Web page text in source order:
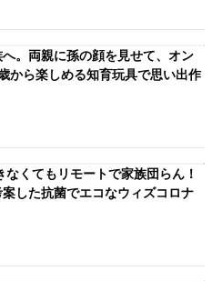
。両親に孫の顔を見せて、オン
から楽しめる知育玩具で思い出作
なくてもリモートで家族団らん！
した抗菌でエコなウィズコロナ